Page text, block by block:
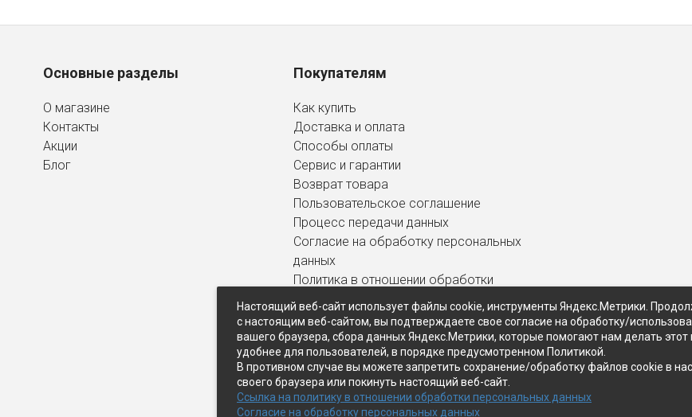
Основные разделы
О магазине
Контакты
Акции
Блог
Покупателям
Как купить
Доставка и оплата
Способы оплаты
Сервис и гарантии
Возврат товара
Пользовательское соглашение
Процесс передачи данных
Согласие на обработку персональных
данных
Политика в отношении обработки
персональных данных
Настоящий веб-сайт использует файлы cookie, инструменты Яндекс.Метрики.
с настоящим веб-сайтом, вы подтверждаете свое согласие на обработку/
вашего браузера, сбора данных Яндекс.Метрики, которые помогают нам делать этот
удобнее для пользователей, в порядке предусмотренном Политикой.
В противном случае вы можете запретить сохранение/обработку файлов cookie в
своего браузера или покинуть настоящий веб-сайт.
Ссылка на политику в отношении обработки персональных данных
Согласие на обработку персональных данных